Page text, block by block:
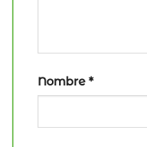
Nombre *